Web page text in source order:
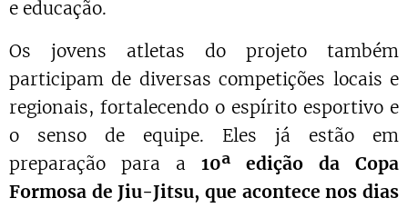
e educação.
Os jovens atletas do projeto também
participam de diversas competições locais e
regionais, fortalecendo o espírito esportivo e
o senso de equipe. Eles já estão em
preparação para a 10ª edição da Copa
Formosa de Jiu-Jitsu, que acontece nos dias